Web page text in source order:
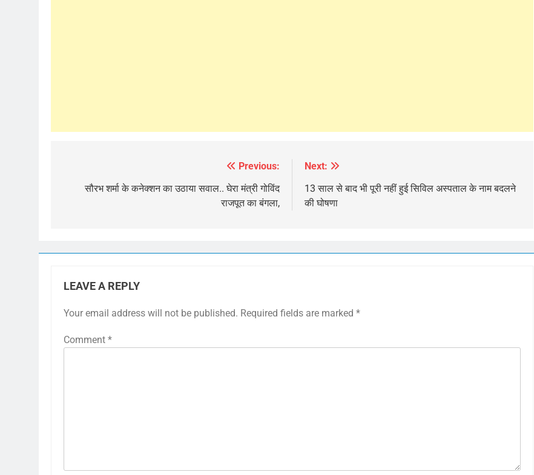
navigation
Previous:
सौरभ शर्मा के कनेक्शन का उठाया सवाल.. घेरा मंत्री गोविंद
राजपूत का बंगला,
Next:
13 साल से बाद भी पूरी नहीं हुई सिविल अस्पताल के नाम बदलने
की घोषणा
LEAVE A REPLY
Your email address will not be published. Required fields are marked *
Comment *